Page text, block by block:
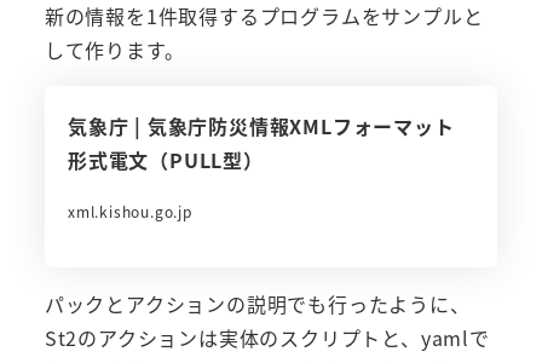
新の情報を1件取得するプログラムをサンプルと
して作ります。
気象庁 | 気象庁防災情報XMLフォーマット
形式電文（PULL型）
xml.kishou.go.jp
パックとアクションの説明でも行ったように、
St2のアクションは実体のスクリプトと、yamlで